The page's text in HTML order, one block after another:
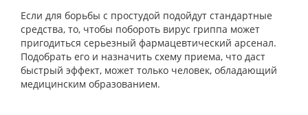
Если для борьбы с простудой подойдут стандартные
средства, то, чтобы побороть вирус гриппа может
пригодиться серьезный фармацевтический арсенал.
Подобрать его и назначить схему приема, что даст
быстрый эффект, может только человек, обладающий
медицинским образованием.